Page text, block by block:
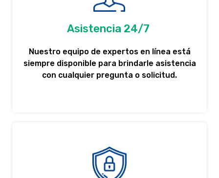
Asistencia 24/7 ​
Nuestro equipo de expertos en línea está
siempre disponible para brindarle asistencia
con cualquier pregunta o solicitud.